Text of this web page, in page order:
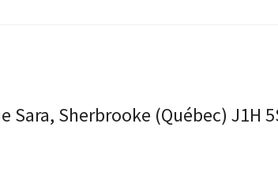
Sara, Sherbrooke (Québec) J1H